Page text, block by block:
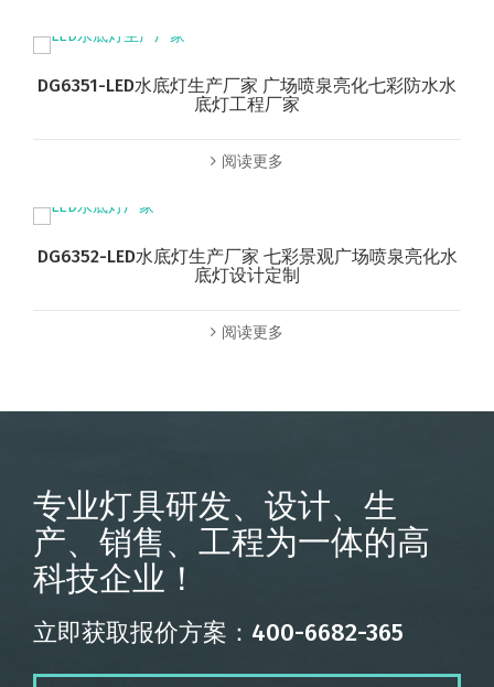
DG6351-LED水底灯生产厂家 广场喷泉亮化七彩防水水
底灯工程厂家
阅读更多
DG6352-LED水底灯生产厂家 七彩景观广场喷泉亮化水
底灯设计定制
阅读更多
专业灯具研发、设计、生
产、销售、工程为一体的高
科技企业！
立即获取报价方案：400-6682-365